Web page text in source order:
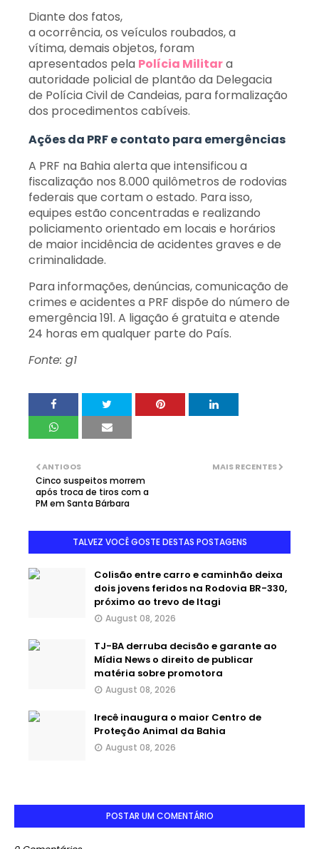
Diante dos fatos,
a ocorrência, os veículos roubados, a
vítima, demais objetos, foram
apresentados pela Polícia Militara
autoridade policial de plantão da Delegacia
de Polícia Civil de Candeias, para formalização
dos procedimentos cabíveis.
Ações da PRF e contato para emergências
A PRF na Bahia alerta que intensificou a
fiscalização nos 8.000 quilômetros de rodovias
federais que cortam o estado. Para isso,
equipes estão concentradas e realizando
policiamento orientado em locais e horários
de maior incidência de acidentes graves e de
criminalidade.
Para informações, denúncias, comunicação de
crimes e acidentes a PRF dispõe do número de
emergência 191. A ligação é gratuita e atende
24 horas em qualquer parte do País.
Fonte: g1
MAIS RECENTES
ANTIGOS
Cinco suspeitos morrem
após troca de tiros com a
PM em Santa Bárbara
TALVEZ VOCÊ GOSTE DESTAS POSTAGENS
Colisão entre carro e caminhão deixa
dois jovens feridos na Rodovia BR-330,
próximo ao trevo de Itagi
August 08, 2026
TJ-BA derruba decisão e garante ao
Mídia News o direito de publicar
matéria sobre promotora
August 08, 2026
Irecê inaugura o maior Centro de
Proteção Animal da Bahia
August 08, 2026
POSTAR UM COMENTÁRIO